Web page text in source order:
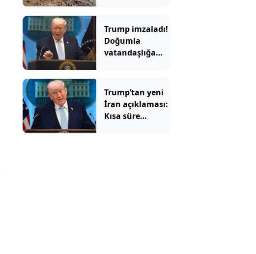
Trump imzaladı!
Doğumla
vatandaşlığa
Trump’tan yeni
İran açıklaması:
Kısa süre